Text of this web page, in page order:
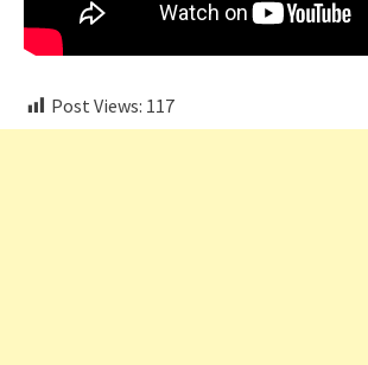
Post Views: 117